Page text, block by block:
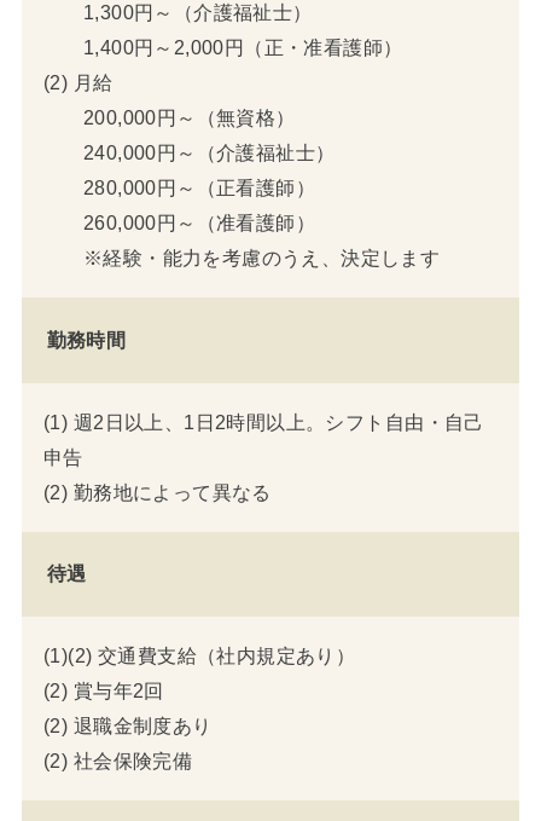
1,300円～（介護福祉士）
1,400円～2,000円（正・准看護師）
(2) 月給
200,000円～（無資格）
240,000円～（介護福祉士）
280,000円～（正看護師）
260,000円～（准看護師）
※経験・能力を考慮のうえ、決定します
勤務時間
(1) 週2日以上、1日2時間以上。シフト自由・自己
申告
(2) 勤務地によって異なる
待遇
(1)(2) 交通費支給（社内規定あり）
(2) 賞与年2回
(2) 退職金制度あり
(2) 社会保険完備